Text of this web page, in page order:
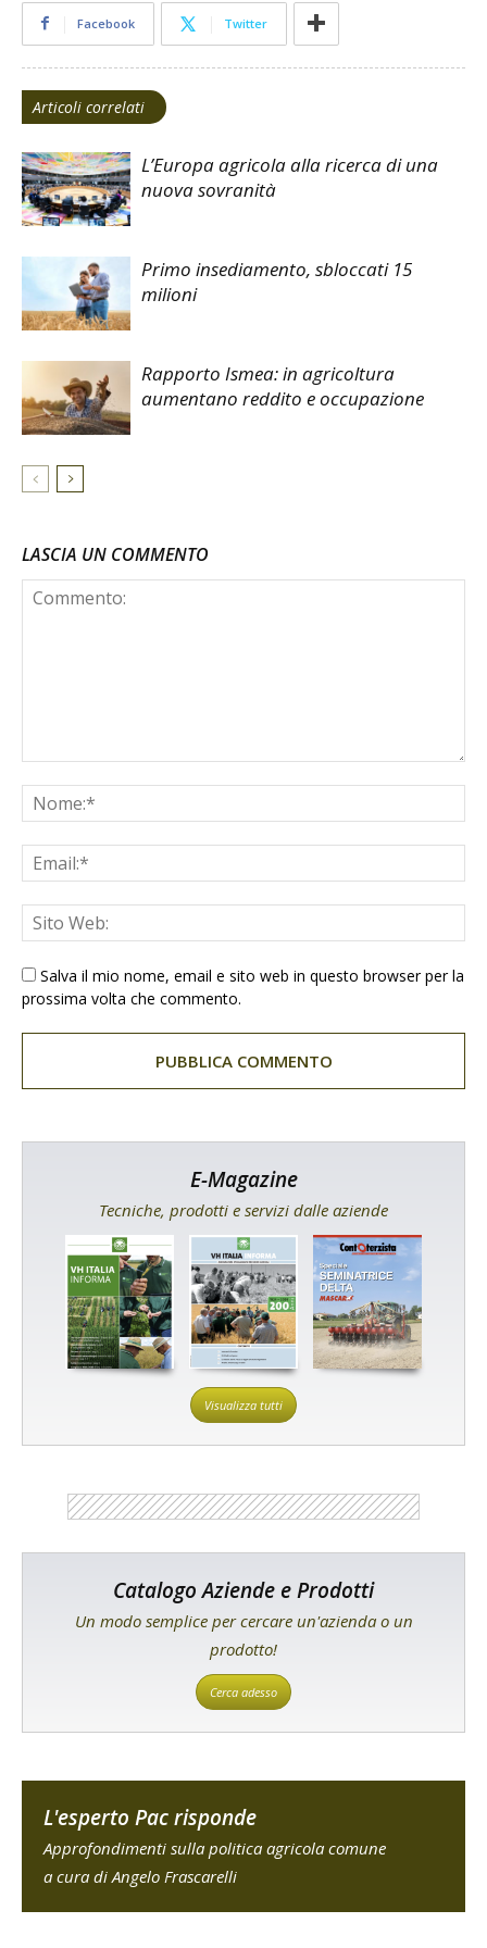
Facebook Twitter
Articoli correlati
L’Europa agricola alla ricerca di una
nuova sovranità
Primo insediamento, sbloccati 15
milioni
Rapporto Ismea: in agricoltura
aumentano reddito e occupazione
LASCIA UN COMMENTO
Salva il mio nome, email e sito web in questo browser per la
prossima volta che commento.
E-Magazine
Tecniche, prodotti e servizi dalle aziende
Visualizza tutti
Catalogo Aziende e Prodotti
Un modo semplice per cercare un'azienda o un
prodotto!
Cerca adesso
L'esperto Pac risponde
Approfondimenti sulla politica agricola comune
a cura di Angelo Frascarelli